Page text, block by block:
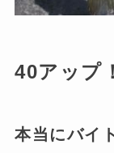
40アップ！
本当にバイ